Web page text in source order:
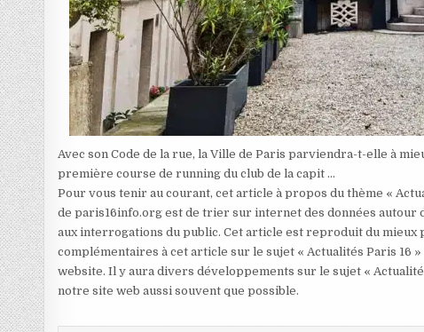
Avec son Code de la rue, la Ville de Paris parviendra-t-elle à
première course de running du club de la capit …
Pour vous tenir au courant, cet article à propos du thème «
de paris16info.org est de trier sur internet des données autour
aux interrogations du public. Cet article est reproduit du
complémentaires à cet article sur le sujet « Actualités Paris 16
website. Il y aura divers développements sur le sujet «
notre site web aussi souvent que possible.